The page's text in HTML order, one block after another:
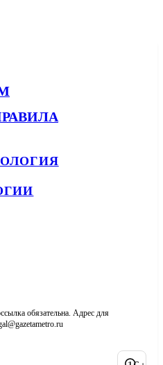
обязательна. Адрес для